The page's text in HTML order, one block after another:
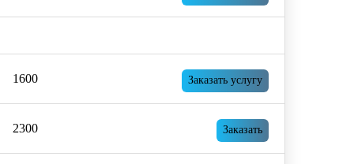
1600 Заказать услугу
2300 Заказать